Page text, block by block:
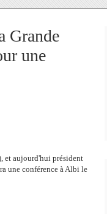
Grande
une
et aujourd'hui président
une conférence à Albi le